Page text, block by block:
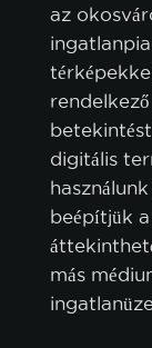
az
digitális
beépítjük
más